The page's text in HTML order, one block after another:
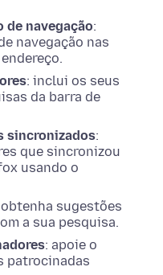
navegação:
navegação nas
: inclui os seus
da barra de
sincronizados:
que sincronizou
usando o
obtenha sugestões
a sua pesquisa.
: apoie o
patrocinadas